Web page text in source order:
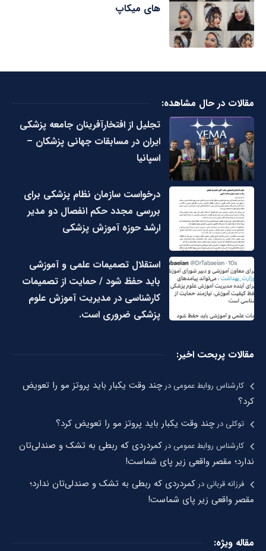
های میکاپ
مقالات در حال مشاهده:
تجلیل از افتخارآفرینان جامعه پزشکی
ایران در مسابقات جهانی پزشکان –
اسپانیا
درخواست سازمان نظام پزشکی برای
بررسی مجدد حکم انفصال دو مدیر
ارشد حوزه آموزش پزشکی
استقلال تصمیمات علمی و آموزشی
باید حفظ شود / حمایت از تصمیمات
کارشناسی در مدیریت آموزش علوم
پزشکی ضروری است.
مقالات پربحت اخیر:
کارشناس روابط عمومیدرچند وقت یکبار باید پروتز مو را تعویض
کرد؟
توکلیدرچند وقت یکبار باید پروتز مو را تعویض کرد؟
کارشناس روابط عمومیدر کمردردی که ربطی به تشک و صندلی‌تان
ندارد؛ مقصر واقعی زیر پای شماست!
فرزانه قربانیدر کمردردی که ربطی به تشک و صندلی‌تان ندارد؛
مقصر واقعی زیر پای شماست!
مقاله ویژه: